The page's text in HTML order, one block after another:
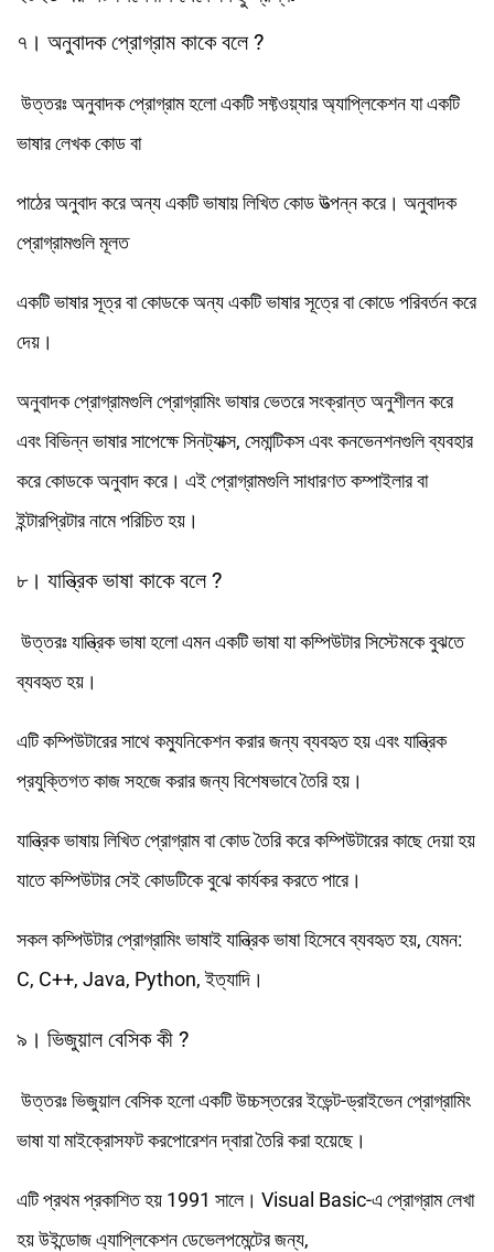
৭। অনুবাদক প্রোগ্রাম কাকে বলে ?
উত্তরঃ অনুবাদক প্রোগ্রাম হলো একটি সফ্টওয়্যার অ্যাপ্লিকেশন যা একটি
ভাষার লেখক কোড বা
পাঠের অনুবাদ করে অন্য একটি ভাষায় লিখিত কোড উত্পন্ন করে। অনুবাদক
প্রোগ্রামগুলি মূলত
একটি ভাষার সূত্র বা কোডকে অন্য একটি ভাষার সূত্রে বা কোডে পরিবর্তন করে
দেয়।
অনুবাদক প্রোগ্রামগুলি প্রোগ্রামিং ভাষার ভেতরে সংক্রান্ত অনুশীলন করে
এবং বিভিন্ন ভাষার সাপেক্ষে সিনট্যাক্স, সেমান্টিকস এবং কনভেনশনগুলি ব্যবহার
করে কোডকে অনুবাদ করে। এই প্রোগ্রামগুলি সাধারণত কম্পাইলার বা
ইন্টারপ্রিটার নামে পরিচিত হয়।
৮। যান্ত্রিক ভাষা কাকে বলে ?
উত্তরঃ যান্ত্রিক ভাষা হলো এমন একটি ভাষা যা কম্পিউটার সিস্টেমকে বুঝতে
ব্যবহৃত হয়।
এটি কম্পিউটারের সাথে কম্যুনিকেশন করার জন্য ব্যবহৃত হয় এবং যান্ত্রিক
প্রযুক্তিগত কাজ সহজে করার জন্য বিশেষভাবে তৈরি হয়।
যান্ত্রিক ভাষায় লিখিত প্রোগ্রাম বা কোড তৈরি করে কম্পিউটারের কাছে দেয়া হয়
যাতে কম্পিউটার সেই কোডটিকে বুঝে কার্যকর করতে পারে।
সকল কম্পিউটার প্রোগ্রামিং ভাষাই যান্ত্রিক ভাষা হিসেবে ব্যবহৃত হয়, যেমন:
C, C++, Java, Python, ইত্যাদি।
৯। ভিজুয়াল বেসিক কী ?
উত্তরঃ ভিজুয়াল বেসিক হলো একটি উচ্চস্তরের ইভেন্ট-ড্রাইভেন প্রোগ্রামিং
ভাষা যা মাইক্রোসফট করপোরেশন দ্বারা তৈরি করা হয়েছে।
এটি প্রথম প্রকাশিত হয় 1991 সালে। Visual Basic-এ প্রোগ্রাম লেখা
হয় উইন্ডোজ এ্যাপ্লিকেশন ডেভেলপমেন্টের জন্য,